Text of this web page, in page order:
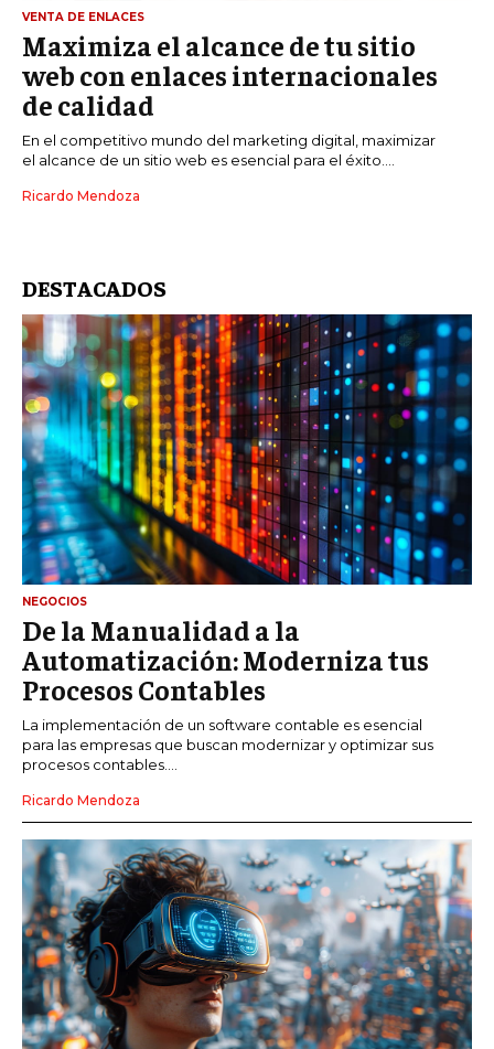
VENTA DE ENLACES
Maximiza el alcance de tu sitio
web con enlaces internacionales
de calidad
En el competitivo mundo del marketing digital, maximizar
el alcance de un sitio web es esencial para el éxito....
Ricardo Mendoza
DESTACADOS
NEGOCIOS
De la Manualidad a la
Automatización: Moderniza tus
Procesos Contables
La implementación de un software contable es esencial
para las empresas que buscan modernizar y optimizar sus
procesos contables....
Ricardo Mendoza